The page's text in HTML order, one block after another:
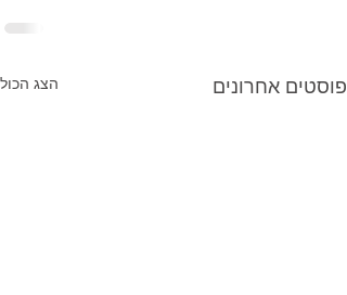
פוסטים אחרונים הצג הכול